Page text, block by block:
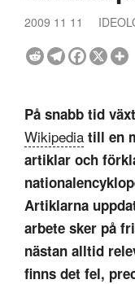
2009 11 11
På snabb tid
Wikipedia till en
artiklar och
Artiklarna
arbete sker på
nästan alltid
finns det fel,